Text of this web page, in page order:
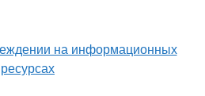
на информационных
ресурсах